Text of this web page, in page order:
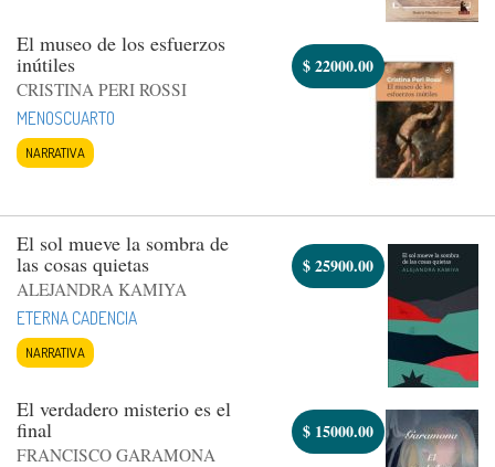
El museo de los esfuerzos
inútiles
CRISTINA PERI ROSSI
MENOSCUARTO
NARRATIVA
$22000.00
El sol mueve la sombra de
las cosas quietas
ALEJANDRA KAMIYA
ETERNA CADENCIA
NARRATIVA
$25900.00
El verdadero misterio es el
final
FRANCISCO GARAMONA
$ 15000.00